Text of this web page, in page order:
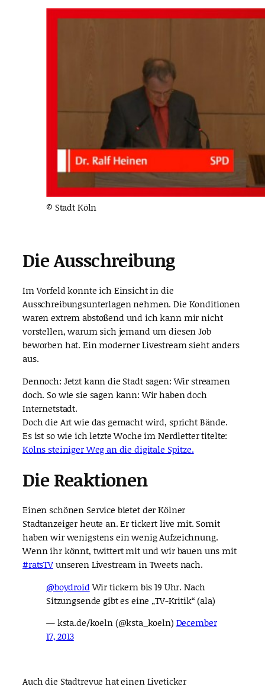
© Stadt Köln
Die Ausschreibung
Im Vorfeld konnte ich Einsicht in die
Ausschreibungsunterlagen nehmen. Die Konditionen
waren extrem abstoßend und ich kann mir nicht
vorstellen, warum sich jemand um diesen Job
beworben hat. Ein moderner Livestream sieht anders
aus.
Dennoch: Jetzt kann die Stadt sagen: Wir streamen
doch. So wie sie sagen kann: Wir haben doch
Internetstadt.
Doch die Art wie das gemacht wird, spricht Bände.
Es ist so wie ich letzte Woche im Nerdletter titelte:
Kölns steiniger Weg an die digitale Spitze.
Die Reaktionen
Einen schönen Service bietet der Kölner
Stadtanzeiger heute an. Er tickert live mit. Somit
haben wir wenigstens ein wenig Aufzeichnung.
Wenn ihr könnt, twittert mit und wir bauen uns mit
#ratsTVunseren Livestream in Tweets nach.
@boydroidWir tickern bis 19 Uhr. Nach
Sitzungsende gibt es eine „TV-Kritik“ (ala)
— ksta.de/koeln (@ksta_koeln) December
17, 2013
Auch die Stadtrevue hat einen Liveticker